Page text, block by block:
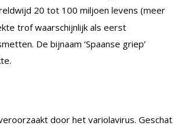
20 tot 100 miljoen levens (meer
trof waarschijnlijk als eerst
De bijnaam ‘Spaanse griep’
door het variolavirus. Geschat